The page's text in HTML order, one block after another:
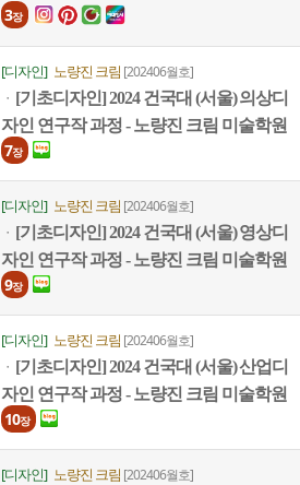
3장
[디자인] 노량진 크림 [202406월호]
ㆍ [기초디자인] 2024 건국대 (서울) 의상디
자인 연구작 과정 - 노량진 크림 미술학원
7장
[디자인] 노량진 크림 [202406월호]
ㆍ [기초디자인] 2024 건국대 (서울) 영상디
자인 연구작 과정 - 노량진 크림 미술학원
9장
[디자인] 노량진 크림 [202406월호]
ㆍ [기초디자인] 2024 건국대 (서울) 산업디
자인 연구작 과정 - 노량진 크림 미술학원
10장
[디자인] 노량진 크림 [202406월호]